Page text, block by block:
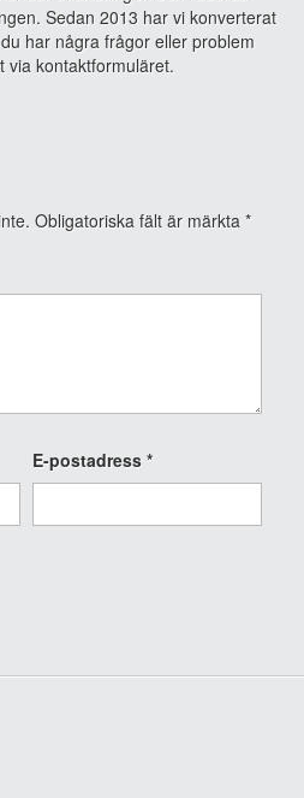
Sedan 2013 har vi konverterat
har några frågor eller problem
via kontaktformuläret.
Obligatoriska fält är märkta *
E-postadress *